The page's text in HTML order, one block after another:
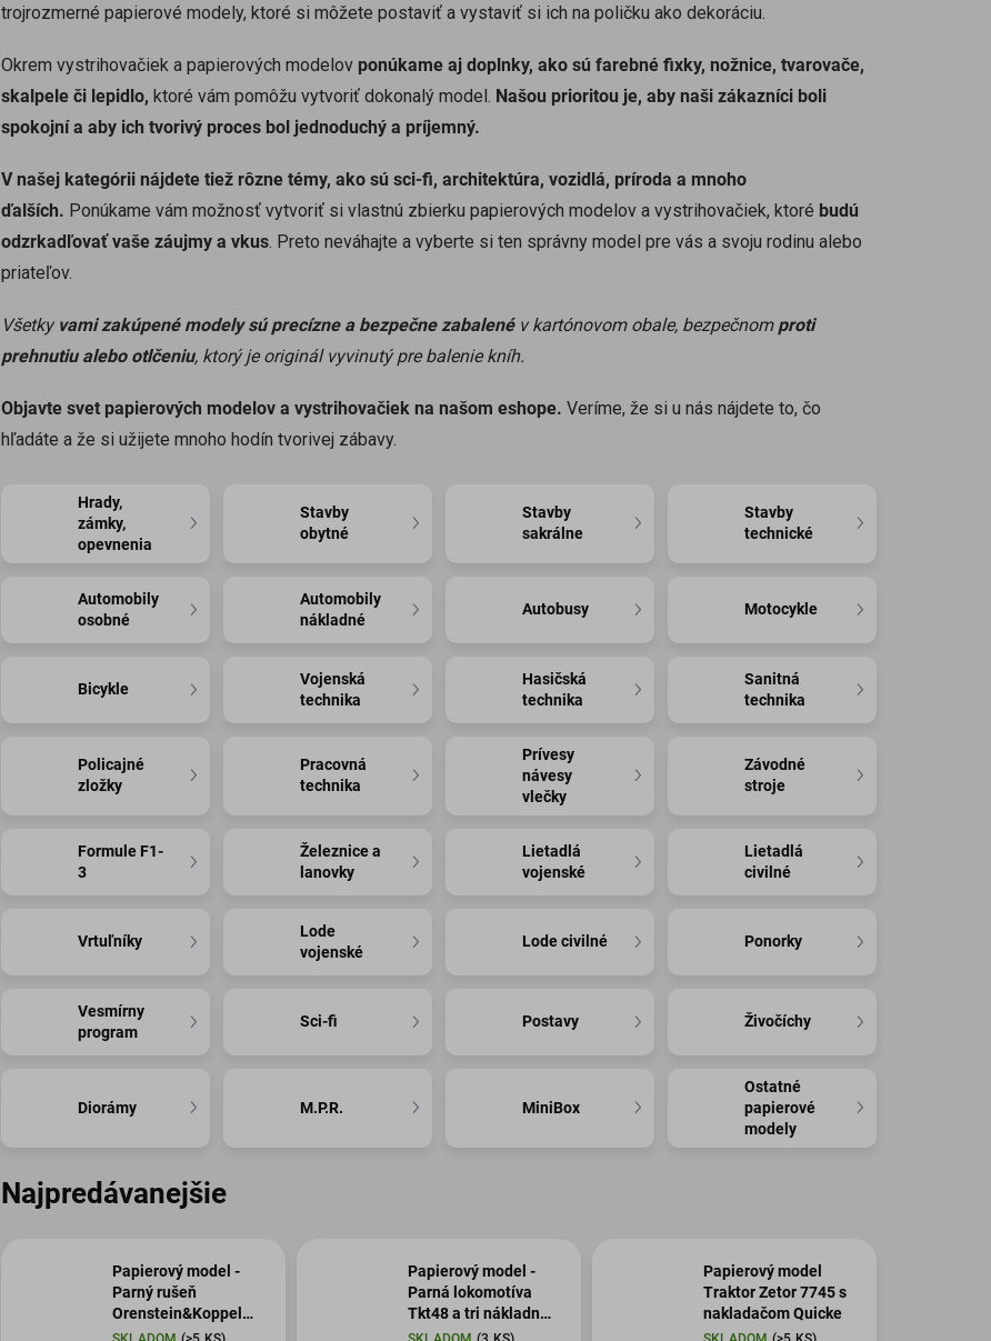
trojrozmerné papierové modely, ktoré si môžete postaviť a vystaviť si ich na poličku ako dekoráciu.
Okrem vystrihovačiek a papierových modelov ponúkame aj doplnky, ako sú farebné fixky, nožnice, tvarovače,
skalpele či lepidlo, ktoré vám pomôžu vytvoriť dokonalý model. Našou prioritou je, aby naši zákazníci boli
spokojní a aby ich tvorivý proces bol jednoduchý a príjemný.
V našej kategórii nájdete tiež rôzne témy, ako sú sci-fi, architektúra, vozidlá, príroda a mnoho
ďalších. Ponúkame vám možnosť vytvoriť si vlastnú zbierku papierových modelov a vystrihovačiek, ktoré budú
odzrkadľovať vaše záujmy a vkus. Preto neváhajte a vyberte si ten správny model pre vás a svoju rodinu alebo
priateľov.
Všetky vami zakúpené modely sú precízne a bezpečne zabalenév kartónovom obale, bezpečnom proti
prehnutiu alebo otlčeniu, ktorý je originál vyvinutý pre balenie kníh.
Objavte svet papierových modelov a vystrihovačiek na našom eshope. Veríme, že si u nás nájdete to, čo
hľadáte a že si užijete mnoho hodín tvorivej zábavy.
Hrady,
zámky,
opevnenia
Stavby
obytné
Stavby
sakrálne
Stavby
technické
Automobily
osobné
Automobily
nákladné
Autobusy Motocykle
Bicykle
Vojenská
technika
Hasičská
technika
Sanitná
technika
Policajné
zložky
Pracovná
technika
Prívesy
návesy
vlečky
Závodné
stroje
Formule F1-
3
Železnice a
lanovky
Lietadlá
vojenské
Lietadlá
civilné
Vrtuľníky
Lode
vojenské
Lode civilné Ponorky
Vesmírny
program
Sci-fi Postavy Živočíchy
Diorámy M.P.R. MiniBox
Ostatné
papierové
modely
Najpredávanejšie
Papierový model -
Parný rušeň
Orenstein&Koppel
2911/1908 s vozňami
Papierový model -
Parná lokomotíva
Tkt48 a tri nákladné
vozne
Papierový model
Traktor Zetor 7745 s
nakladačom Quicke